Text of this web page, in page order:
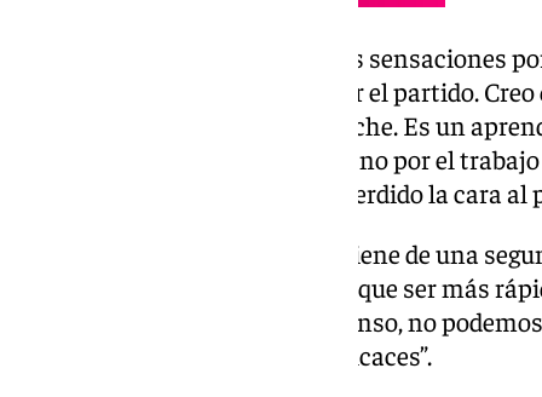
Sensaciones. “Me voy con malas sensaciones
tenido un mal día. Tengo que ver el partido.
menos posesión ha tenido el Elche. Es un
sensaciones del resultado, pero no por el
fáciles sin presión. No hemos perdido la cara al
Primer tanto del Elche. “El gol viene de una
Nos ha faltado ajustar ahí. Hay que ser más
tensión. Lo he dicho en el descanso, no
día en el que han estado muy eficaces”.